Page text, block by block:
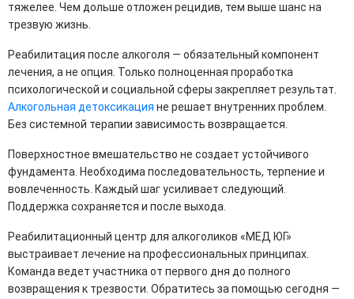
тяжелее. Чем дольше отложен рецидив, тем выше шанс на
трезвую жизнь.
Реабилитация после алкоголя — обязательный компонент
лечения, а не опция. Только полноценная проработка
психологической и социальной сферы закрепляет результат.
Алкогольная детоксикация не решает внутренних проблем.
Без системной терапии зависимость возвращается.
Поверхностное вмешательство не создает устойчивого
фундамента. Необходима последовательность, терпение и
вовлеченность. Каждый шаг усиливает следующий.
Поддержка сохраняется и после выхода.
Реабилитационный центр для алкоголиков «МЕД ЮГ»
выстраивает лечение на профессиональных принципах.
Команда ведет участника от первого дня до полного
возвращения к трезвости. Обратитесь за помощью сегодня —